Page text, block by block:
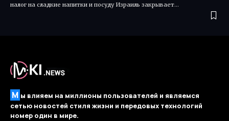
налог на сладкие напитки и посуду Израиль закрывает…
М ы влияем на миллионы пользователей и являемся
сетью новостей стиля жизни и передовых технологий
номер один в мире.